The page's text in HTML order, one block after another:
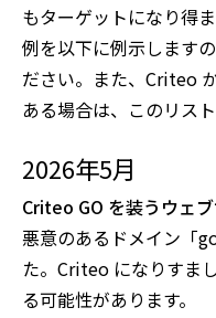
もターゲットになり得
例を以下に例示します
ださい。また、Criteo
ある場合は、このリス
2026年5月
Criteo GO を装うウェ
悪意のあるドメイン「
た。Criteo になりすま
る可能性があります。